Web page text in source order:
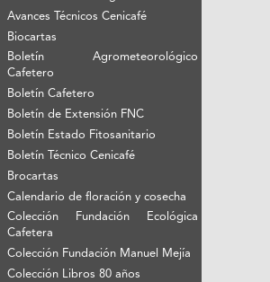
Avances Técnicos Cenicafé
Biocartas
Boletín Agrometeorológico
Cafetero
Boletín Cafetero
Boletín de Extensión FNC
Boletín Estado Fitosanitario
Boletín Técnico Cenicafé
Brocartas
Calendario de floración y cosecha
Colección Fundación Ecológica
Cafetera
Colección Fundación Manuel Mejía
Colección Libros 80 años